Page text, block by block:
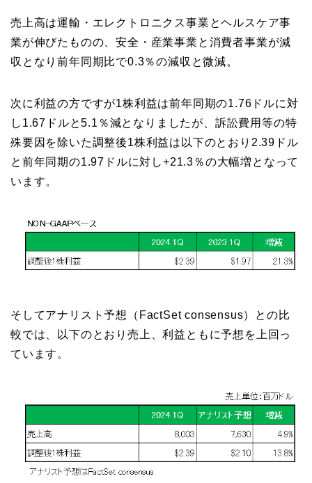
売上高は運輸・エレクトロニクス事業とヘルスケア事
業が伸びたものの、安全・産業事業と消費者事業が減
収となり前年同期比で0.3％の減収と微減。
次に利益の方ですが1株利益は前年同期の1.76ドルに対
し1.67ドルと5.1％減となりましたが、訴訟費用等の特
殊要因を除いた調整後1株利益は以下のとおり2.39ドル
と前年同期の1.97ドルに対し+21.3％の大幅増となって
います。
そしてアナリスト予想（FactSet consensus）との比
較では、以下のとおり売上、利益ともに予想を上回っ
ています。